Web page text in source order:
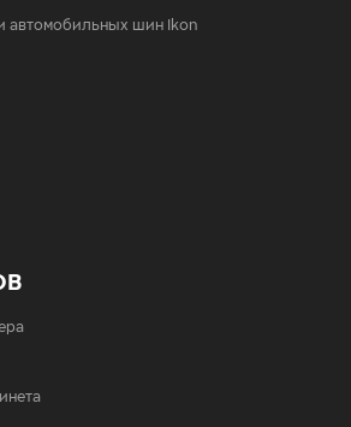
автомобильных шин Ikon